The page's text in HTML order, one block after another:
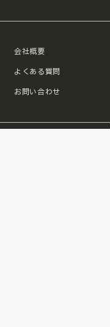
会社概要
よくある質問
お問い合わせ